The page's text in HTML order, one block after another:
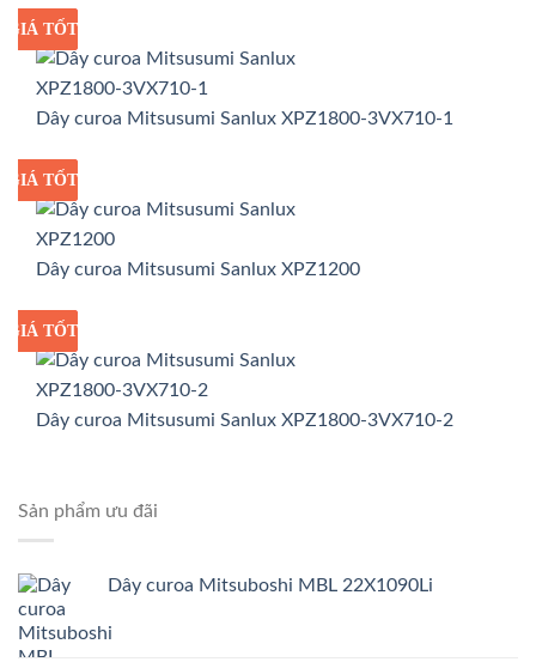
GIÁ SỈ
GIÁ TỐT
Dây curoa Mitsusumi Sanlux XPZ1800-3VX710-1
GIÁ SỈ
GIÁ TỐT
Dây curoa Mitsusumi Sanlux XPZ1200
GIÁ SỈ
GIÁ TỐT
Dây curoa Mitsusumi Sanlux XPZ1800-3VX710-2
Sản phẩm ưu đãi
Dây curoa Mitsuboshi MBL 22X1090Li